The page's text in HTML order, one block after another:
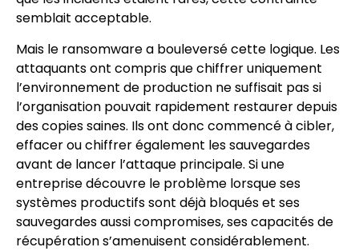
semblait acceptable.
Mais le ransomware a bouleversé cette logique. Les
attaquants ont compris que chiffrer uniquement
l’environnement de production ne suffisait pas si
l’organisation pouvait rapidement restaurer depuis
des copies saines. Ils ont donc commencé à cibler,
effacer ou chiffrer également les sauvegardes
avant de lancer l’attaque principale. Si une
entreprise découvre le problème lorsque ses
systèmes productifs sont déjà bloqués et ses
sauvegardes aussi compromises, ses capacités de
récupération s’amenuisent considérablement.